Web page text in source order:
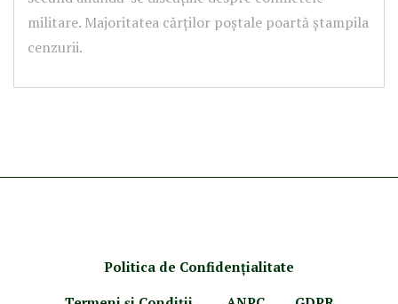
militare. Majoritatea cărților poștale poartă ștampila
cenzurii.
Politica de Confidenţialitate